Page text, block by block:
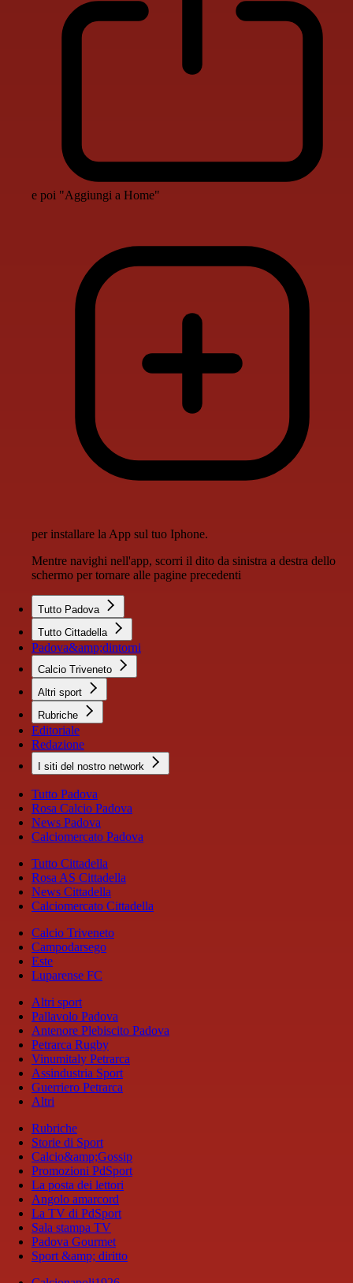
e poi "Aggiungi a Home"
per installare la App sul tuo Iphone.
Mentre navighi nell'app, scorri il dito da sinistra a destra dello
schermo per tornare alle pagine precedenti
Tutto Padova
Tutto Cittadella
Padova&amp;dintorni
Calcio Triveneto
Altri sport
Rubriche
Editoriale
Redazione
I siti del nostro network
Tutto Padova
Rosa Calcio Padova
News Padova
Calciomercato Padova
Tutto Cittadella
Rosa AS Cittadella
News Cittadella
Calciomercato Cittadella
Calcio Triveneto
Campodarsego
Este
Luparense FC
Altri sport
Pallavolo Padova
Antenore Plebiscito Padova
Petrarca Rugby
Vinumitaly Petrarca
Assindustria Sport
Guerriero Petrarca
Altri
Rubriche
Storie di Sport
Calcio&amp;Gossip
Promozioni PdSport
La posta dei lettori
Angolo amarcord
La TV di PdSport
Sala stampa TV
Padova Gourmet
Sport &amp; diritto